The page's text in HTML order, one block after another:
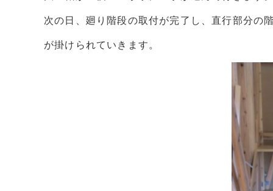
次の日、廻り階段の取付が完了し、直行部分の
が掛けられていきます。